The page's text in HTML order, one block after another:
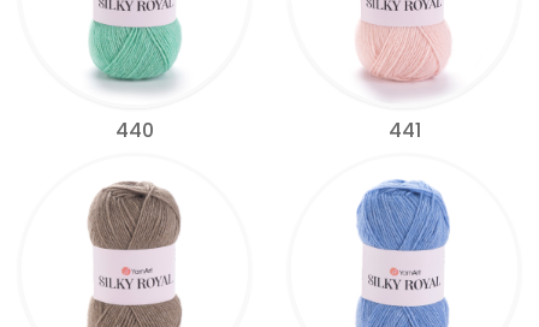
440 441